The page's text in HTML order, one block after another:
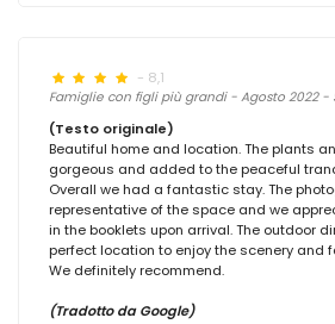
- 8,1
Famiglie con figli più grandi - Agosto 2022 -
(Testo originale)
Beautiful home and location. The plants
gorgeous and added to the peaceful
Overall we had a fantastic stay. The
representative of the space and we
in the booklets upon arrival. The outdoor
perfect location to enjoy the scenery and
We definitely recommend.
(Tradotto da Google)